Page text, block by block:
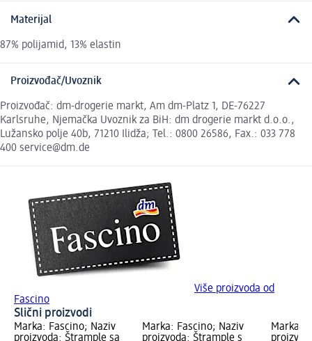
Materijal
87% polijamid, 13% elastin
Proizvođač/Uvoznik
Proizvođač: dm-drogerie markt, Am dm-Platz 1, DE-76227
Karlsruhe, Njemačka Uvoznik za BiH: dm drogerie markt d.o.o.,
Lužansko polje 40b, 71210 Ilidža; Tel.: 0800 26586, Fax.: 033 778
400 service@dm.de
Više proizvoda od
Fascino
Slični proizvodi
Marka: Fascino; Naziv
proizvoda: Štrample sa
Marka: Fascino; Naziv
proizvoda: Štrample s
Marka: